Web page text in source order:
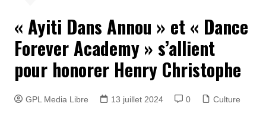
« Ayiti Dans Annou » et « Dance
Forever Academy » s’allient
pour honorer Henry Christophe
GPL Media Libre 13 juillet 2024 0 Culture